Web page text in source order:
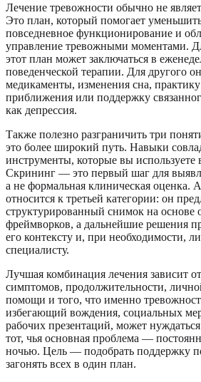
Лечение тревожности обычно не
Это план, который помогает
повседневное функционирование и
управление тревожными моментами.
этот план может заключаться в
поведенческой терапии. Для другого
медикаменты, изменения сна,
приближения или поддержку
как депрессия.
Также полезно разграничить три
это более широкий путь. Навыки
инструменты, которые вы
Скрининг — это первый шаг для
а не формальная клиническая оценка.
относится к третьей категории: он
структурированный снимок на
фреймворков, а дальнейшие решения
его контексту и, при необходимости,
специалисту.
Лучшая комбинация лечения зависит
симптомов, продолжительности,
помощи и того, что именно
избегающий вождения, социальных
рабочих презентаций, может
тот, чья основная проблема —
ночью. Цель — подобрать поддержку
загонять всех в один план.